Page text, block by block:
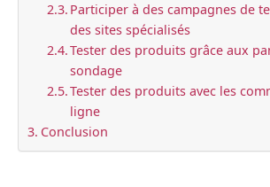
Participer à des campagnes de
des sites spécialisés
Tester des produits grâce aux
sondage
Tester des produits avec les
ligne
Conclusion